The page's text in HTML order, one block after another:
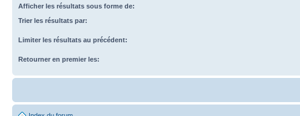
Afficher les résultats sous forme de:
Trier les résultats par:
Limiter les résultats au précédent:
Retourner en premier les: